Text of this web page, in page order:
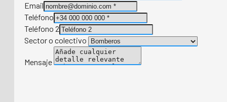
Email
Teléfono
Teléfono 2
Sector o colectivo
Mensaje